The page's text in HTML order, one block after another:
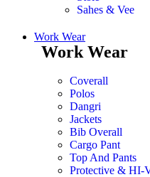
Sahes & Vee
Work Wear
Work Wear
Coverall
Polos
Dangri
Jackets
Bib Overall
Cargo Pant
Top And Pants
Protective & HI-